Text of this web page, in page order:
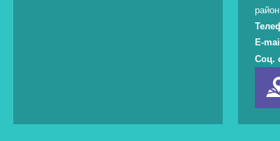
E-
Соц.